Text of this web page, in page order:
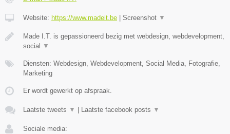
Website: https://www.madeit.be Screenshot ▼
Made I.T. is gepassioneerd bezig met webdesign, webdevelopment,
social
▼
Diensten: Webdesign, Webdevelopment, Social Media, Fotografie,
Marketing
Er wordt gewerkt op afspraak.
Laatste tweets ▼ Laatste facebook posts ▼
Sociale media: